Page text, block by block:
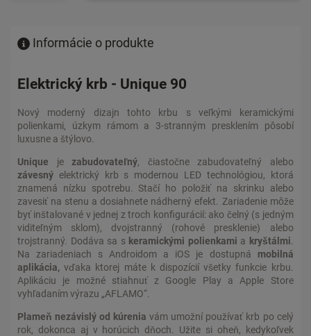
Informácie o produkte
Elektrický krb - Unique 90
Nový moderný dizajn tohto krbu s veľkými keramickými
polienkami, úzkym rámom a 3-stranným presklením pôsobí
luxusne a štýlovo.
Unique jezabudovateľný, čiastočne zabudovateľný alebo
závesný elektrický krb s modernou LED technológiou, ktorá
znamená nízku spotrebu. Stačí ho položiť na skrinku alebo
zavesiť na stenu a dosiahnete nádherný efekt. Zariadenie môže
byť inštalované v jednej z troch konfigurácií: ako čelný (s jedným
viditeľným sklom), dvojstranný (rohové presklenie) alebo
trojstranný. Dodáva sa s keramickými polienkami a kryštálmi
Na zariadeniach s Androidom a iOS je dostupná mobilná
aplikácia,vďaka ktorej máte k dispozícií všetky funkcie krbu.
Aplikáciu je možné stiahnuť z Google Play a Apple Store
vyhľadaním výrazu „AFLAMO“.
Plameň nezávislý od kúrenia vám umožní používať krb po celý
rok, dokonca aj v horúcich dňoch. Užite si oheň, kedykoľvek